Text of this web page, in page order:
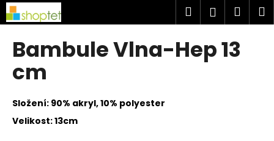
Přejít
na
obsah
Hledat
Bambule Vlna-Hep 13
cm
Složení: 90% akryl, 10% polyester
Velikost: 13cm
K
o
C
o
p
o
t